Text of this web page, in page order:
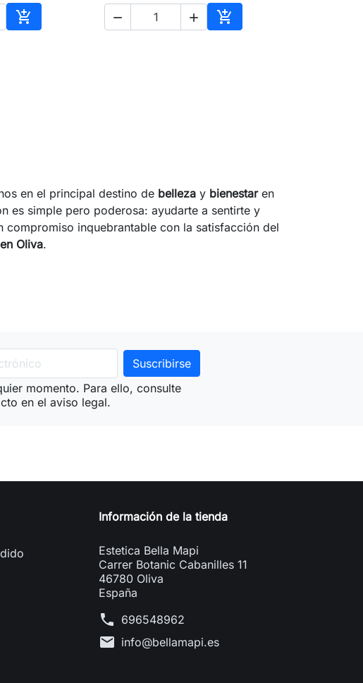

Añadir al carrito
  
Añadir al carrito
en el principal destino de belleza y bienestaren
es simple pero poderosa: ayudarte a sentirte y
inquebrantable con la satisfacción del
Oliva.
momento. Para ello, consulte
en el aviso legal.
Información de la tienda
Estetica Bella Mapi
Carrer Botanic Cabanilles 11
46780 Oliva
España
phone 696548962
mail info@bellamapi.es